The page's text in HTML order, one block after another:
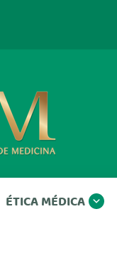
ÉTICA MÉDICA